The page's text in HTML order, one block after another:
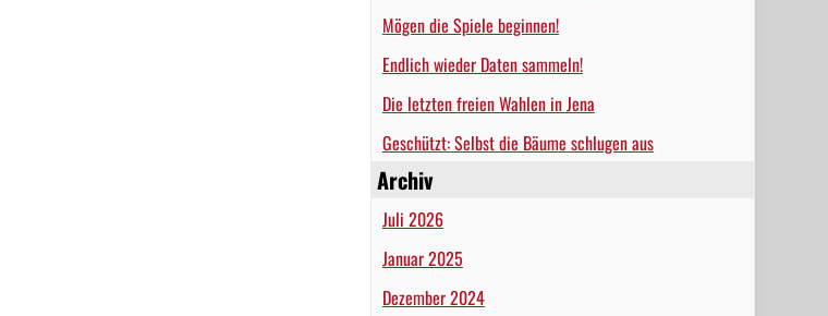
Mögen die Spiele beginnen!
Endlich wieder Daten sammeln!
Die letzten freien Wahlen in Jena
Geschützt: Selbst die Bäume schlugen aus
Archiv
Juli 2026
Januar 2025
Dezember 2024